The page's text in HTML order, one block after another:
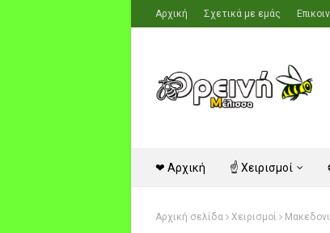
Αρχική Σχετικά με εμάς
❤ Αρχική ☝ Χειρισμοί
Αρχική σελίδα Χειρισμοί